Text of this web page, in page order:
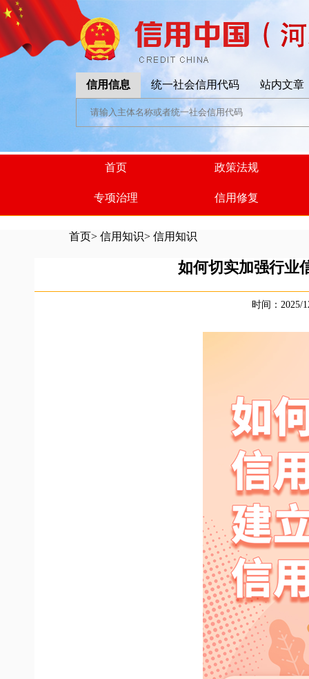
信用信息 统一社会信用代码 站内文章
首页 政策法规
专项治理 信用修复
首页> 信用知识> 信用知识
如何切实加强行业
时间：2025/